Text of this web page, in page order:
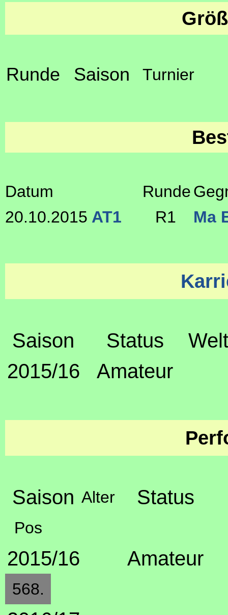
Runde Saison Turnier
Datum Runde
20.10.2015 AT1 R1 Ma
Saison Status
2015/16
Amateur
Saison Alter Status
Pos
2015/16 Amateur
568.